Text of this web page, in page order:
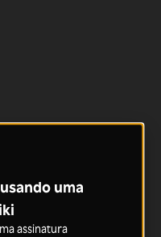
uma
assinatura